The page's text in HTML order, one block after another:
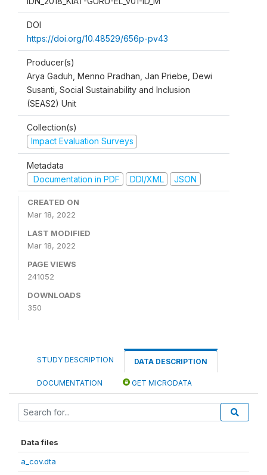
DOI
https://doi.org/10.48529/656p-pv43
Producer(s)
Arya Gaduh, Menno Pradhan, Jan Priebe, Dewi
Susanti, Social Sustainability and Inclusion
(SEAS2) Unit
Collection(s)
Impact Evaluation Surveys
Metadata
Documentation in PDF
DDI/XML JSON
CREATED ON
Mar 18, 2022
LAST MODIFIED
Mar 18, 2022
PAGE VIEWS
241052
DOWNLOADS
350
STUDY DESCRIPTION DATA DESCRIPTION
DOCUMENTATION GET MICRODATA
Data files
a_cov.dta